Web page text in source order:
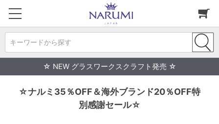
キーワードから探す
☆ NEW グラスワークスクラフト発売 ☆
☆ナルミ35％OFF＆海外ブランド20％OFF特
別感謝セール☆